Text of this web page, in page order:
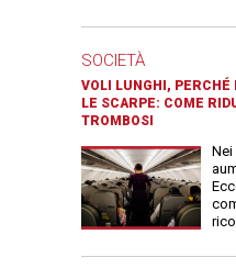
SOCIETÀ
VOLI LUNGHI, PERCHÉ
LE SCARPE: COME
TROMBOSI
Nei